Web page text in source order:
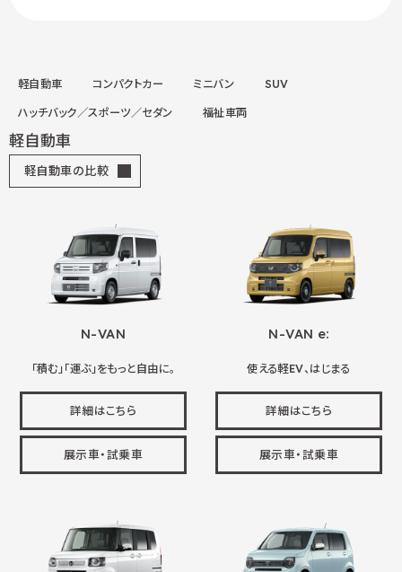
軽自動車 コンパクトカー ミニバン SUV
ハッチバック／スポーツ／セダン 福祉車両
軽自動車
軽自動車の比較
N-VAN
「積む」「運ぶ」をもっと自由に。
詳細はこちら
展示車・試乗車
N-VAN e:
使える軽EV、はじまる
詳細はこちら
展示車・試乗車